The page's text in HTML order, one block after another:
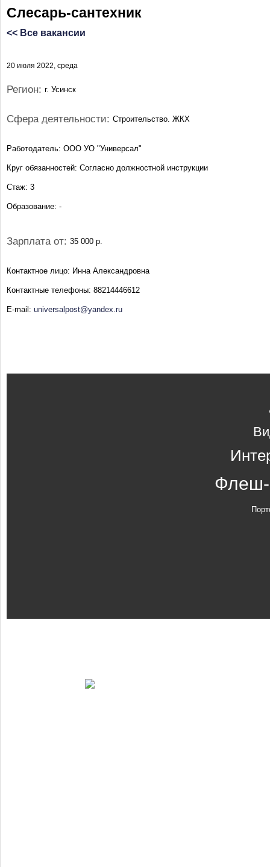
Слесарь-сантехник
<< Все вакансии
20 июля 2022, среда
Регион: г. Усинск
Сфера деятельности: Строительство. ЖКХ
Работодатель: ООО УО "Универсал"
Круг обязанностей: Согласно должностной инструкции
Стаж: 3
Образование: -
Зарплата от: 35 000 р.
Контактное лицо: Инна Александровна
Контактные телефоны: 88214446612
E-mail: universalpost@yandex.ru
Флеш-